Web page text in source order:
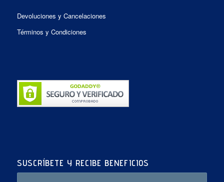
Devoluciones y Cancelaciones
Términos y Condiciones
SUSCRÍBETE Y RECIBE BENEFICIOS